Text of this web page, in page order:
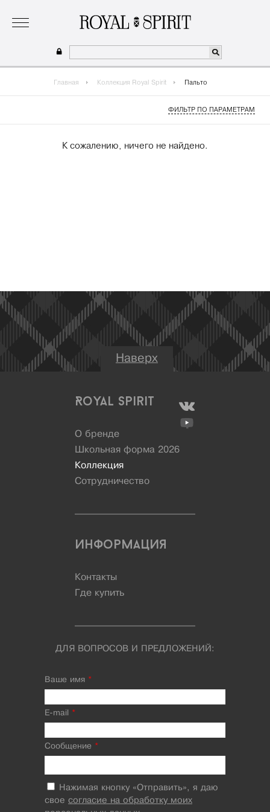
сотрудничество где купить
Главная Коллекция Royal Spirit Пальто
ФИЛЬТР ПО ПАРАМЕТРАМ
К сожалению, ничего не найдено.
Наверх
Royal Spirit
О бренде
Школьная форма 2026
Коллекция
Сотрудничество
Информация
Контакты
Где купить
ДЛЯ ВОПРОСОВ И ПРЕДЛОЖЕНИЙ:
Ваше имя *
E-mail *
Сообщение *
Нажимая кнопку «Отправить», я даю
свое согласие на обработку моих